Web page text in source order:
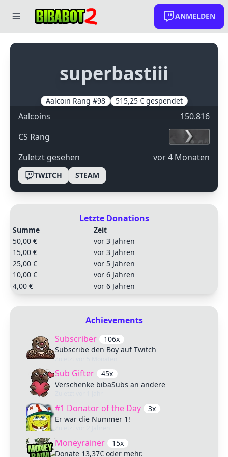
ANMELDEN
superbastiii
Aalcoin Rang #98 515,25 € gespendet
Aalcoins
150.816
CS Rang
Zuletzt gesehen
Vor 4 Monaten
TWITCH STEAM
Letzte Donations
Summe
Zeit
50,00 €
vor 3 Jahren
15,00 €
vor 3 Jahren
25,00 €
vor 5 Jahren
10,00 €
vor 6 Jahren
4,00 €
vor 6 Jahren
Achievements
Subscriber
106x
Subscribe den Boy auf Twitch
Sub Gifter
45x
Verschenke bibaSubs an andere
#1 Donator of the Day
3x
Er war die Nummer 1!
Moneyrainer
15x
Donate 13,37€ oder mehr.